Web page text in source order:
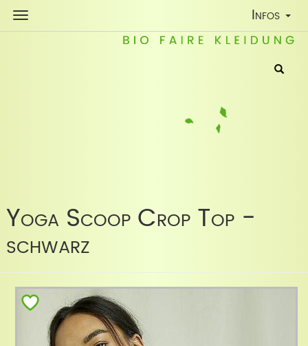
Toggle
Infos
Yoga Scoop Crop Top -
schwarz